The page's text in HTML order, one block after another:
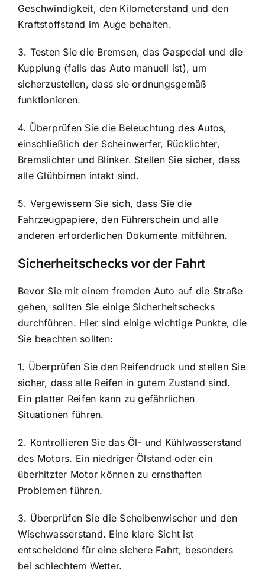
Geschwindigkeit, den Kilometerstand und den
Kraftstoffstand im Auge behalten.
3. Testen Sie die Bremsen, das Gaspedal und die
Kupplung (falls das Auto manuell ist), um
sicherzustellen, dass sie ordnungsgemäß
funktionieren.
4. Überprüfen Sie die Beleuchtung des Autos,
einschließlich der Scheinwerfer, Rücklichter,
Bremslichter und Blinker. Stellen Sie sicher, dass
alle Glühbirnen intakt sind.
5. Vergewissern Sie sich, dass Sie die
Fahrzeugpapiere, den Führerschein und alle
anderen erforderlichen Dokumente mitführen.
Sicherheitschecks vor der Fahrt
Bevor Sie mit einem fremden Auto auf die Straße
gehen, sollten Sie einige Sicherheitschecks
durchführen. Hier sind einige wichtige Punkte, die
Sie beachten sollten:
1. Überprüfen Sie den Reifendruck und stellen Sie
sicher, dass alle Reifen in gutem Zustand sind.
Ein platter Reifen kann zu gefährlichen
Situationen führen.
2. Kontrollieren Sie das Öl- und Kühlwasserstand
des Motors. Ein niedriger Ölstand oder ein
überhitzter Motor können zu ernsthaften
Problemen führen.
3. Überprüfen Sie die Scheibenwischer und den
Wischwasserstand. Eine klare Sicht ist
entscheidend für eine sichere Fahrt, besonders
bei schlechtem Wetter.